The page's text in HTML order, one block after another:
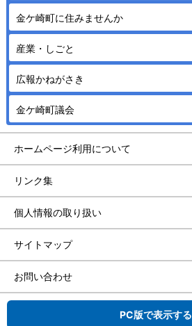
金ケ崎町に住みませんか
産業・しごと
広報かねがさき
金ケ崎町議会
ホームページ利用について
リンク集
個人情報の取り扱い
サイトマップ
お問い合わせ
PC版で表示する